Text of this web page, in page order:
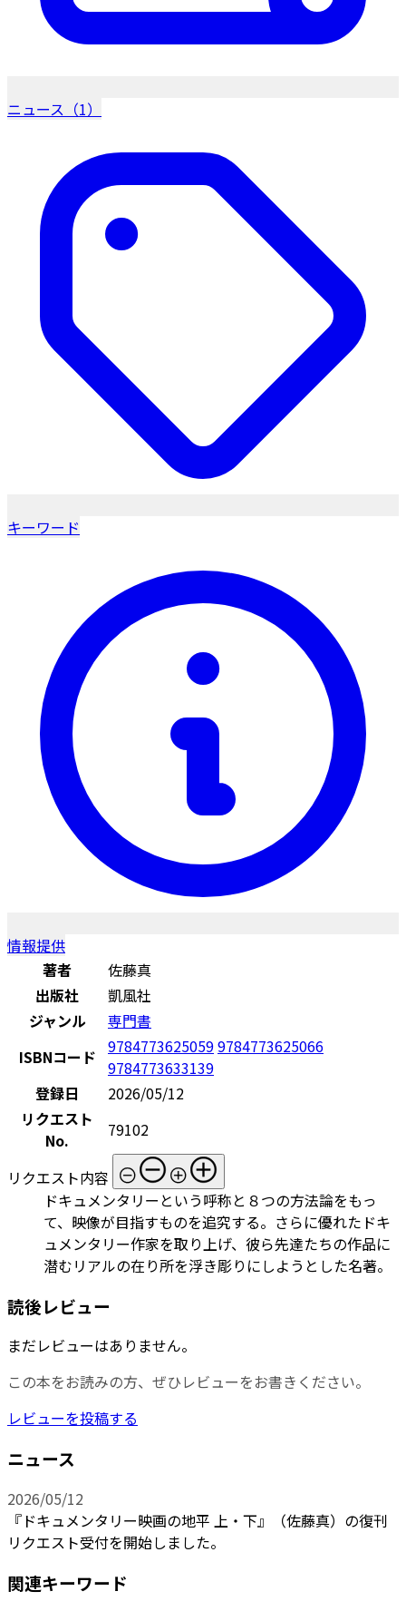
ニュース（1）
キーワード
情報提供
著者
佐藤真
出版社
凱風社
ジャンル
専門書
ISBNコード 97847736250599784773625066
9784773633139
登録日
2026/05/12
リクエスト
No.
79102
リクエスト内容
ドキュメンタリーという呼称と８つの方法論をもっ
て、映像が目指すものを追究する。さらに優れたドキ
ュメンタリー作家を取り上げ、彼ら先達たちの作品に
潜むリアルの在り所を浮き彫りにしようとした名著。
読後レビュー
まだレビューはありません。
この本をお読みの方、ぜひレビューをお書きください。
レビューを投稿する
ニュース
2026/05/12
『ドキュメンタリー映画の地平 上・下』（佐藤真）の復刊
リクエスト受付を開始しました。
関連キーワード